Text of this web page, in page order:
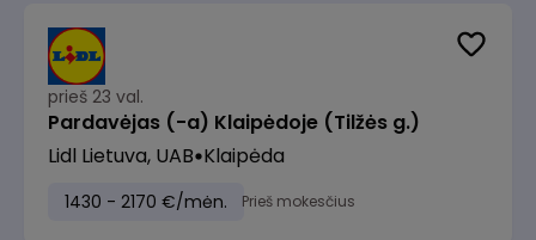
prieš 23 val.
Pardavėjas (-a) Klaipėdoje (Tilžės g.)
Lidl Lietuva, UAB Klaipėda
1430 - 2170 €/mėn. Prieš mokesčius